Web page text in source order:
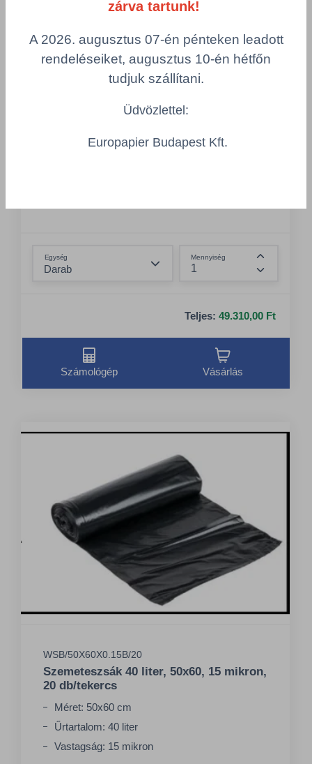
- TORK 56300
Egység Mennyiség
Összeg
Teljes: 49.310,00 Ft
Számológép Vásárlás
WSB/50X60X0.15B/20
Szemeteszsák 40 liter, 50x60, 15 mikron,
20 db/tekercs
Méret: 50x60 cm
Űrtartalom: 40 liter
Vastagság: 15 mikron
zárva tartunk!
A 2026. augusztus 07-én pénteken leadott
rendeléseiket, augusztus 10-én hétfőn
tudjuk szállítani.
Üdvözlettel:
Europapier Budapest Kft.